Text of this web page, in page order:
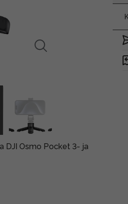
DJI Osmo Pocket 3- ja